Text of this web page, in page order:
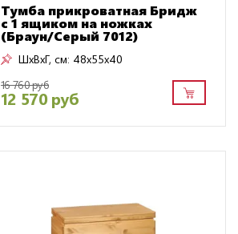
Тумба прикроватная Бридж
с 1 ящиком на ножках
(Браун/Серый 7012)
ШxВxГ, см: 48x55x40
16 760 руб
12 570 руб